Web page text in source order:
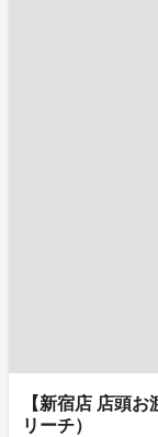
【新宿店 店頭
リーチ）